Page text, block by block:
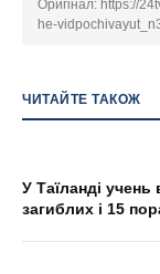
Оригінал: https://
he-
ЧИТАЙТЕ ТАКОЖ
У Таїланді
загиблих і 15